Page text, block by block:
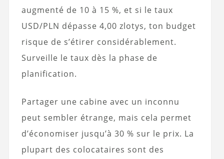
augmenté de 10 à 15 %, et si le taux
USD/PLN dépasse 4,00 zlotys, ton budget
risque de s’étirer considérablement.
Surveille le taux dès la phase de
planification.
Partager une cabine avec un inconnu
peut sembler étrange, mais cela permet
d’économiser jusqu’à 30 % sur le prix. La
plupart des colocataires sont des